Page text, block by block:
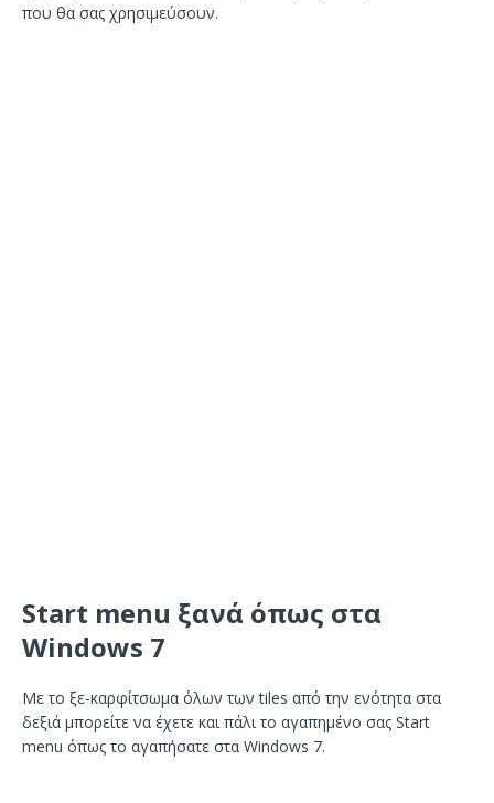
που θα σας χρησιμεύσουν.
Start menu ξανά όπως στα
Windows 7
Με το ξε-καρφίτσωμα όλων των tiles από την ενότητα στα
δεξιά μπορείτε να έχετε και πάλι το αγαπημένο σας Start
menu όπως το αγαπήσατε στα Windows 7.